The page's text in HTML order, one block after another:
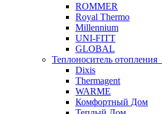
ROMMER
Royal Thermo
Millennium
UNI-FITT
GLOBAL
Теплоноситель отопления
Dixis
Thermagent
WARME
Комфортный Дом